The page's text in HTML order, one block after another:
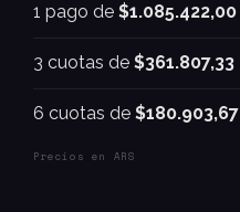
1 pago de $1.085.422,00
3 cuotas de $361.807,33
6 cuotas de $180.903,67
Precios en ARS